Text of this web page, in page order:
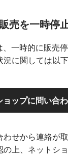
販売を一時停
、一時的に販売
況に関しては以
ョップに問い合
わせから連絡が
の上、ネットシ